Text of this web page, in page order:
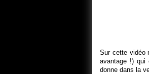
Sur cette vidéo
avantage !) qui
donne dans la